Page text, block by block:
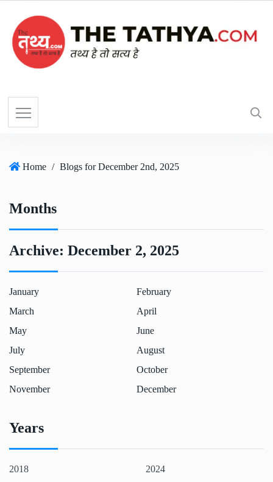
Home / Blogs for December 2nd, 2025
Months
Archive: December 2, 2025
January
February
March
April
May
June
July
August
September
October
November
December
Years
2018
2024